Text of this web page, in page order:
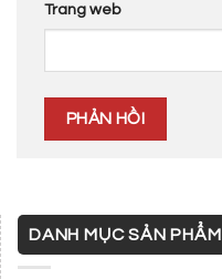
Trang web
DANH MỤC SẢN PHẨM